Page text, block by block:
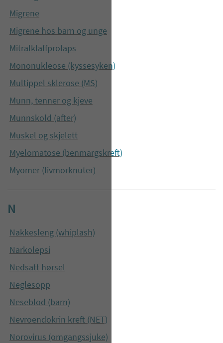
Migrene
Migrene hos barn og unge
Mitralklaffprolaps
Mononukleose (kyssesyken)
Multippel sklerose (MS)
Munn, tenner og kjeve
Munnskold (after)
Muskel og skjelett
Myelomatose (benmargskreft)
Myomer (livmorknuter)
N
Nakkesleng (whiplash)
Narkolepsi
Nedsatt hørsel
Neglesopp
Neseblod (barn)
Nevroendokrin kreft (NET)
Norovirus (omgangssjuke)